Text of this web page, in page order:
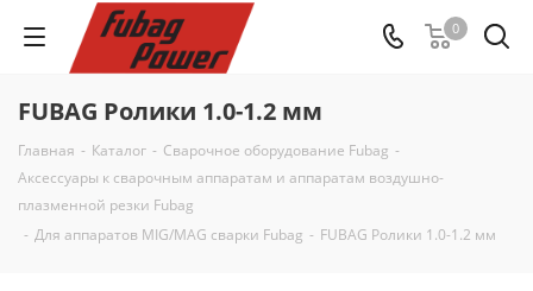
0
FUBAG Ролики 1.0-1.2 мм
Главная - Каталог - Сварочное оборудование Fubag -
Аксессуары к сварочным аппаратам и аппаратам воздушно-
плазменной резки Fubag
- Для аппаратов MIG/MAG сварки Fubag - FUBAG Ролики 1.0-1.2 мм